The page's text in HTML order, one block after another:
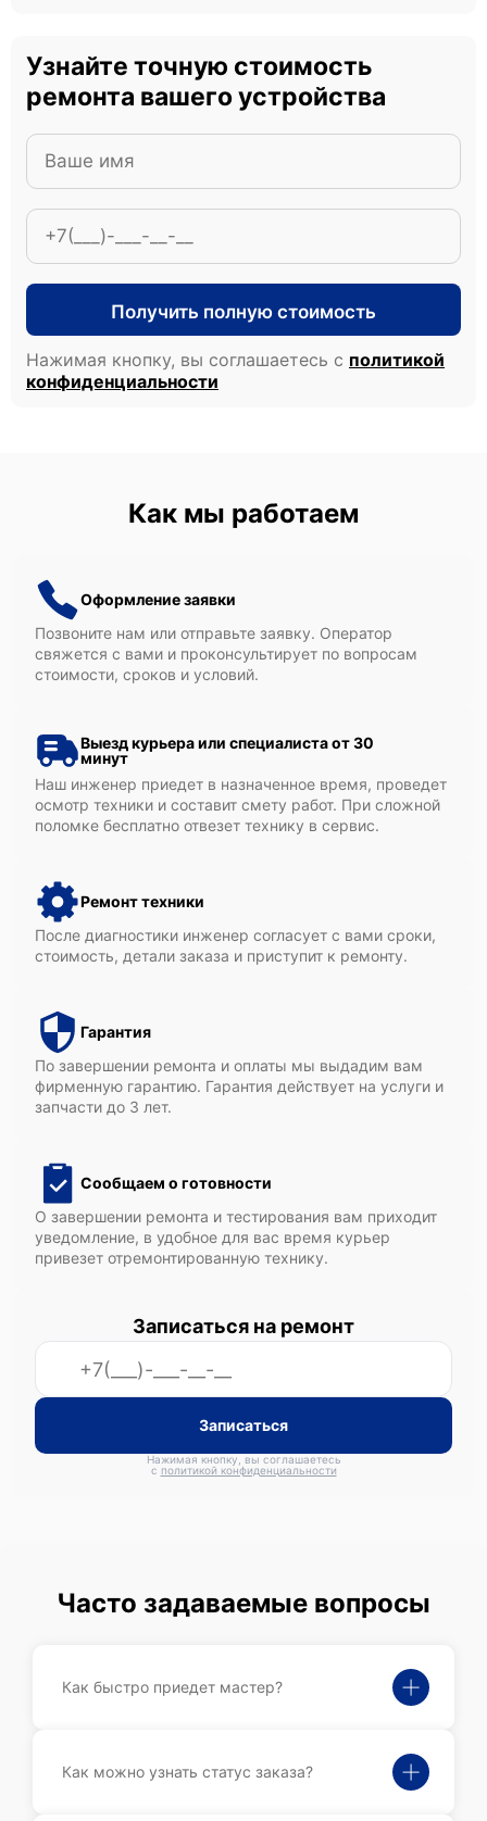
Узнайте точную стоимость
ремонта вашего устройства
Получить полную стоимость
Нажимая кнопку, вы соглашаетесь с политикой
конфиденциальности
Как мы работаем
Оформление заявки
Позвоните нам или отправьте заявку. Оператор
свяжется с вами и проконсультирует по вопросам
стоимости, сроков и условий.
Выезд курьера или специалиста от 30
минут
Наш инженер приедет в назначенное время, проведет
осмотр техники и составит смету работ. При сложной
поломке бесплатно отвезет технику в сервис.
Ремонт техники
После диагностики инженер согласует с вами сроки,
стоимость, детали заказа и приступит к ремонту.
Гарантия
По завершении ремонта и оплаты мы выдадим вам
фирменную гарантию. Гарантия действует на услуги и
запчасти до 3 лет.
Сообщаем о готовности
О завершении ремонта и тестирования вам приходит
уведомление, в удобное для вас время курьер
привезет отремонтированную технику.
Записаться на ремонт
Записаться
Нажимая кнопку, вы соглашаетесь
с политикой конфиденциальности
Часто задаваемые вопросы
Как быстро приедет мастер?
Как можно узнать статус заказа?